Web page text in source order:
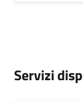
Servizi